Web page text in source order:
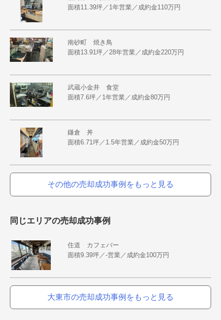
面積11.39坪／1年営業／成約金110万円
南砂町 焼き鳥
面積13.91坪／28年営業／成約金220万円
武蔵小金井 食堂
面積7.6坪／1年営業／成約金80万円
鎌倉 丼
面積6.71坪／1.5年営業／成約金50万円
その他の売却成功事例をもっと見る
同じエリアの売却成功事例
住道 カフェバー
面積9.39坪／-営業／成約金100万円
大東市の売却成功事例をもっと見る